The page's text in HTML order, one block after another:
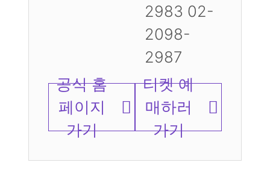
2983 02-
2098-
2987
공식 홈
페이지
가기
티켓 예
매하러
가기